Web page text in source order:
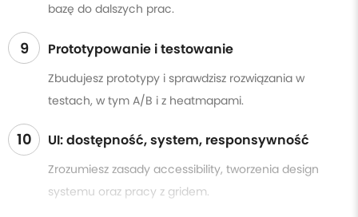
bazę do dalszych prac.
9 Prototypowanie i testowanie
Zbudujesz prototypy i sprawdzisz rozwiązania w
testach, w tym A/B i z heatmapami.
10 UI: dostępność, system, responsywność
Zrozumiesz zasady accessibility, tworzenia design
systemu oraz pracy z gridem.